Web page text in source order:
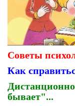
Советы
Как
бывает"...